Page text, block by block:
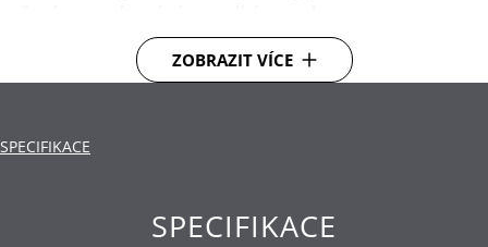
S praktickým okem pro uložení na závěsné tyči s
Cromargan®.
ZOBRAZIT VÍCE
SPECIFIKACE
SPECIFIKACE